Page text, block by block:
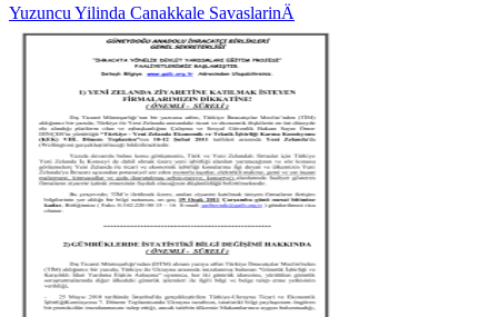
Yuzuncu Yilinda Canakkale SavaslarinÄ